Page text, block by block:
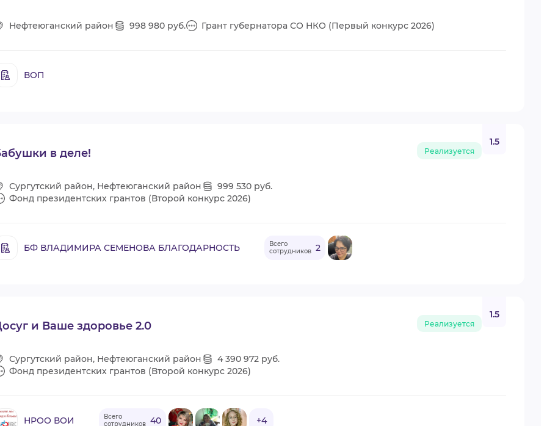
Нефтеюганский район 998 980 руб. Грант губернатора СО НКО (Первый конкурс 2026)
ВОП
в деле! Реализуется
1.5
Сургутский район, Нефтеюганский район
999 530 руб.
Фонд президентских грантов (Второй конкурс 2026)
БФ ВЛАДИМИРА СЕМЕНОВА БЛАГОДАРНОСТЬ
Всего
сотрудников 2
и Ваше здоровье 2.0 Реализуется
1.5
Сургутский район, Нефтеюганский район
4 390 972 руб.
Фонд президентских грантов (Второй конкурс 2026)
НРОО ВОИ
Всего
сотрудников 40 +4